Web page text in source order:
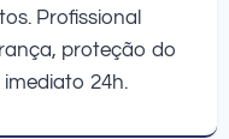
Profissional
proteção do
24h.